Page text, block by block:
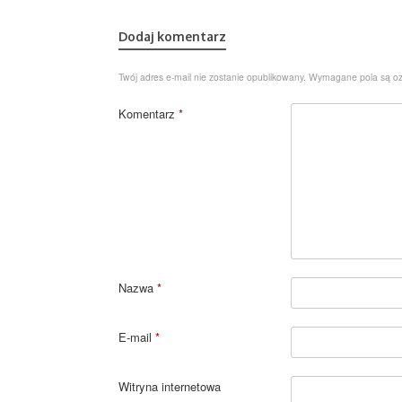
Dodaj komentarz
Twój adres e-mail nie zostanie opublikowany. Wymagane pola są
Komentarz *
Nazwa *
E-mail *
Witryna internetowa